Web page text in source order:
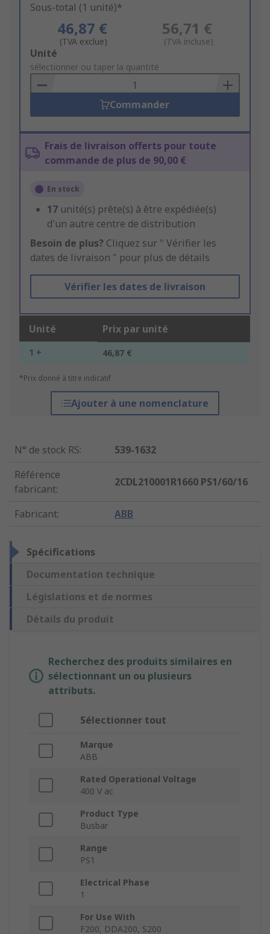
Sous-total (1 unité)*
46,87 €
(TVA exclue)
56,71 €
(TVA incluse)
Add
to
Basket
Unité
sélectionner ou taper la quantité
Commander
Frais de livraison offerts pour toute
commande de plus de 90,00 €
En stock
17 unité(s) prête(s) à être expédiée(s)
d'un autre centre de distribution
Besoin de plus? Cliquez sur " Vérifier les
dates de livraison " pour plus de détails
Vérifier les dates de livraison
Unité Prix par unité
1 + 46,87 €
*Prix donné à titre indicatif
Ajouter à une nomenclature
N° de stock RS:
539-1632
Référence
fabricant:
2CDL210001R1660 PS1/60/16
Fabricant: ABB
Spécifications
Documentation technique
Législations et de normes
Détails du produit
Recherchez des produits similaires en
sélectionnant un ou plusieurs
attributs.
Sélectionner tout
Marque
ABB
Rated Operational Voltage
400 V ac
Product Type
Busbar
Range
PS1
Electrical Phase
1
For Use With
F200, DDA200, S200